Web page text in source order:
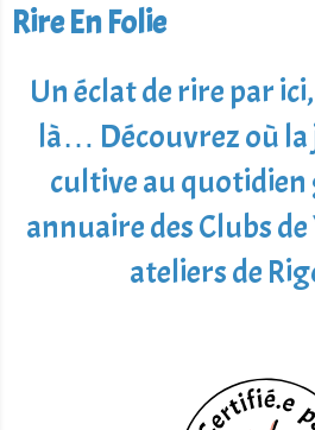
Rire En Folie
Un éclat de rire par
là… Découvrez où la
cultive au quotidien
annuaire des Clubs
ateliers de